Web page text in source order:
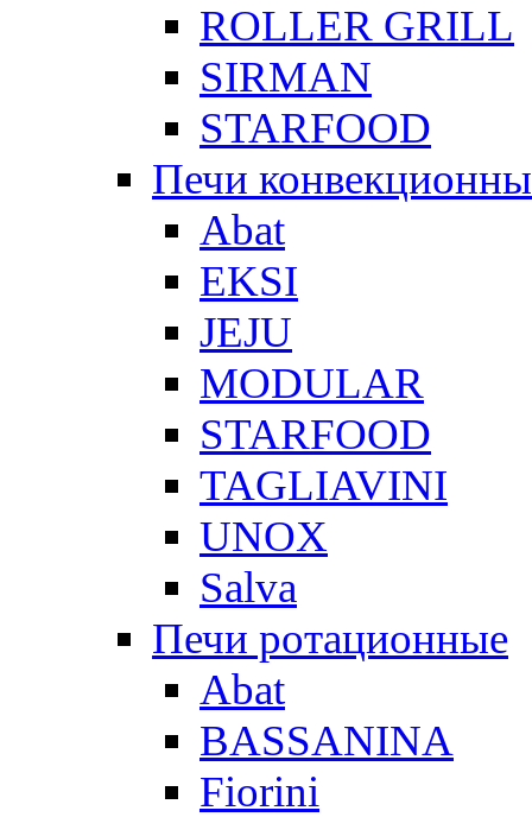
ROLLER GRILL
SIRMAN
STARFOOD
Печи
Abat
EKSI
JEJU
MODULAR
STARFOOD
TAGLIAVINI
UNOX
Salva
Печи ротационные
Abat
BASSANINA
Fiorini